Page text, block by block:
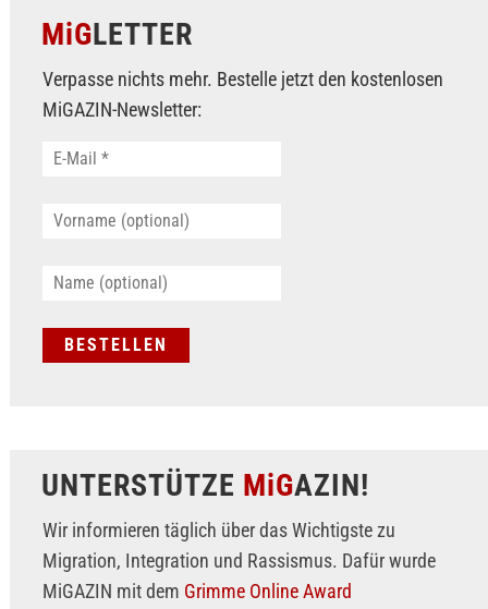
MiGLETTER
Verpasse nichts mehr. Bestelle jetzt den kostenlosen
MiGAZIN-Newsletter:
UNTERSTÜTZE MiGAZIN!
Wir informieren täglich über das Wichtigste zu
Migration, Integration und Rassismus. Dafür wurde
MiGAZIN mit dem Grimme Online Award